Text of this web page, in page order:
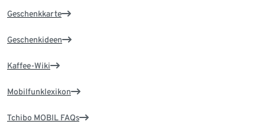
Geschenkkarte
Geschenkideen
Kaffee-Wiki
Mobilfunklexikon
Tchibo MOBIL FAQs